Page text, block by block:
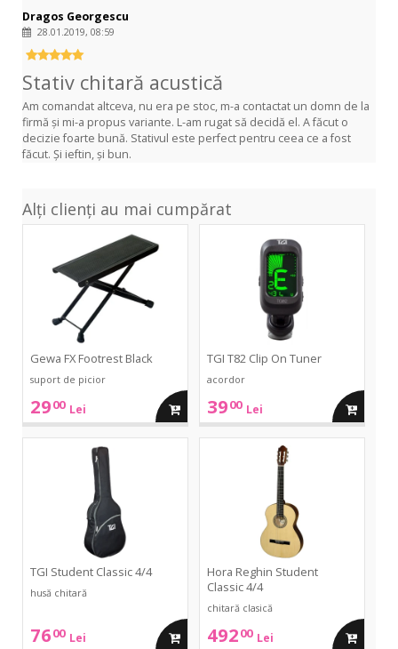
Dragos Georgescu
28.01.2019, 08:59
Stativ chitară acustică
Am comandat altceva, nu era pe stoc, m-a contactat un domn de la
firmă și mi-a propus variante. L-am rugat să decidă el. A făcut o
decizie foarte bună. Stativul este perfect pentru ceea ce a fost
făcut. Și ieftin, și bun.
Alți clienți au mai cumpărat
Black
Gewa FX Footrest Black
suport de picior
2900 Lei adauga
TGI T82 Clip On Tuner
acordor
3900 Lei adauga
TGI Student Classic 4/4
husă chitară
7600 Lei adauga
Hora Reghin Student
Classic 4/4
chitară clasică
49200 Lei adauga